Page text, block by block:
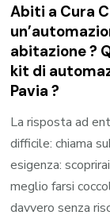
Abiti a Cura
abitazione ?
kit di
Pavia ?
La risposta ad
difficile: chiama
esigenza:
meglio farsi
davvero senza